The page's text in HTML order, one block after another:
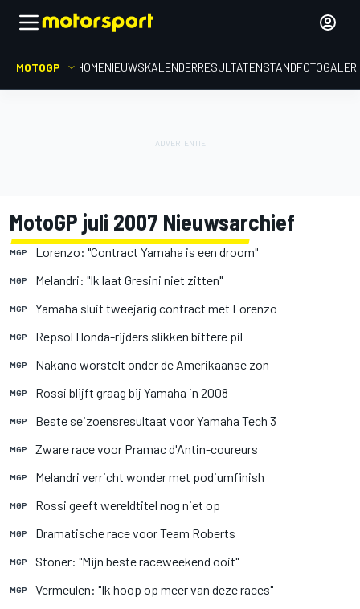
MOTOGP HOMENIEUWSKALENDERRESULTATENSTAND
MotoGP juli 2007 Nieuwsarchief
MGP Lorenzo: "Contract Yamaha is een droom"
MGP Melandri: "Ik laat Gresini niet zitten"
MGP Yamaha sluit tweejarig contract met Lorenzo
MGP Repsol Honda-rijders slikken bittere pil
MGP Nakano worstelt onder de Amerikaanse zon
MGP Rossi blijft graag bij Yamaha in 2008
MGP Beste seizoensresultaat voor Yamaha Tech 3
MGP Zware race voor Pramac d'Antin-coureurs
MGP Melandri verricht wonder met podiumfinish
MGP Rossi geeft wereldtitel nog niet op
MGP Dramatische race voor Team Roberts
MGP Stoner: "Mijn beste raceweekend ooit"
MGP Vermeulen: "Ik hoop op meer van deze races"